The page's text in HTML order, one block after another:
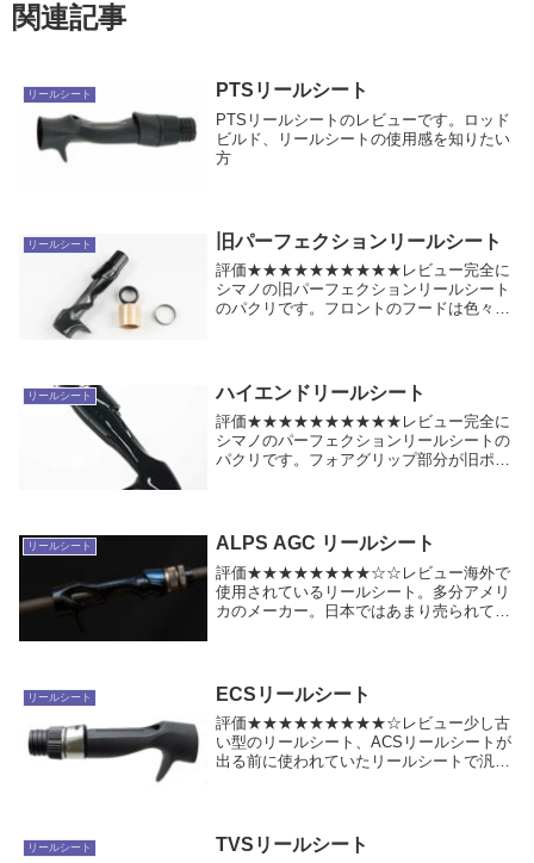
関連記事
リールシート PTSリールシート
PTSリールシートのレビューです。ロッド
ビルド、リールシートの使用感を知りたい
方
リールシート 旧パーフェクションリールシート
評価★★★★★★★★★★レビュー完全に
シマノの旧パーフェクションリールシート
のパクリです。フロントのフードは色々選
本健太郎の考案...
リールシート ハイエンドリールシート
評価★★★★★★★★★★レビュー完全に
シマノのパーフェクションリールシートの
パクリです。フォアグリップ部分が旧ポイ
よりも重量は...
リールシート ALPS AGC リールシート
評価★★★★★★★★☆☆レビュー海外で
使用されているリールシート。多分アメリ
カのメーカー。日本ではあまり売られてい
0.5m...
リールシート ECSリールシート
評価★★★★★★★★★☆レビュー少し古
い型のリールシート、ACSリールシートが
出る前に使われていたリールシートで汎用
かげで軽量...
リールシート TVSリールシート